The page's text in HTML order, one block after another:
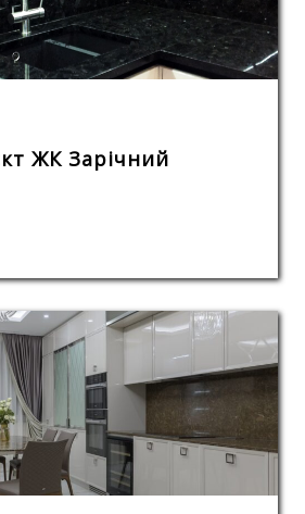
ЖК Зарічний